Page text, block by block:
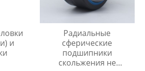
и
Радиальные
сферические
подшипники
скольжения не